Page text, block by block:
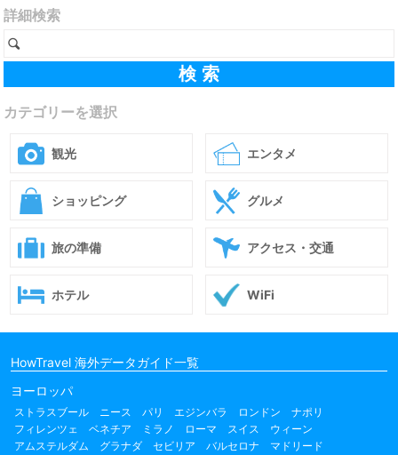
詳細検索
カテゴリーを選択
観光 エンタメ
ショッピング グルメ
旅の準備 アクセス・交通
ホテル WiFi
HowTravel 海外データガイド一覧
ヨーロッパ
ストラスブール ニース パリ エジンバラ ロンドン
ナポリ
フィレンツェ
ベネチア ミラノ ローマ スイス
ウィーン
アムステルダム
グラナダ セビリア バルセロナ
マドリード